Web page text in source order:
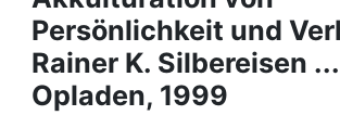
My FIS
Help
Persönlichkeit und
Rainer K. Silbereisen
Opladen, 1999